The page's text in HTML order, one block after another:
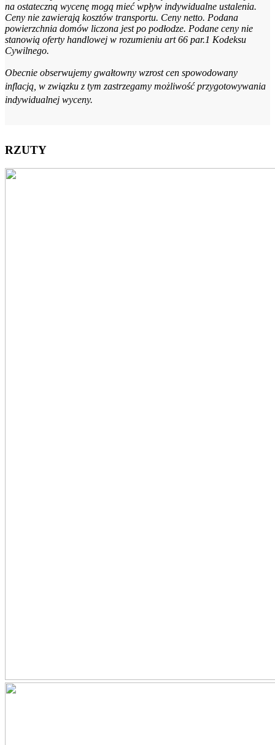
na ostateczną wycenę mogą mieć wpływ indywidualne ustalenia.
Ceny nie zawierają kosztów transportu. Ceny netto. Podana
powierzchnia domów liczona jest po podłodze. Podane ceny nie
stanowią oferty handlowej w rozumieniu art 66 par.1 Kodeksu
Cywilnego.
Obecnie obserwujemy gwałtowny wzrost cen spowodowany
inflacją, w związku z tym zastrzegamy możliwość przygotowywania
indywidualnej wyceny.
RZUTY